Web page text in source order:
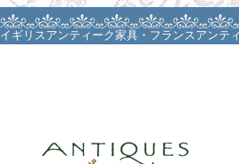
イギリスアンティーク家具・フランスアンテ